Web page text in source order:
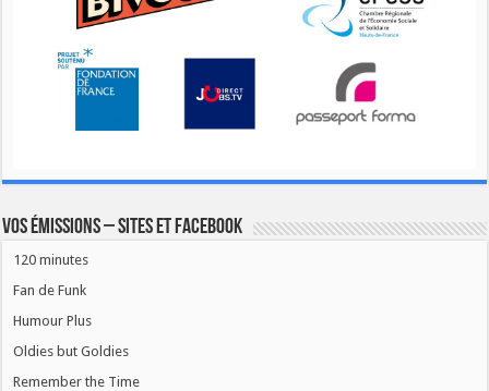
Vos émissions – Sites et Facebook
120 minutes
Fan de Funk
Humour Plus
Oldies but Goldies
Remember the Time